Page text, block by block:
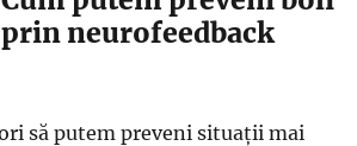
neurofeedback
să putem preveni situații mai